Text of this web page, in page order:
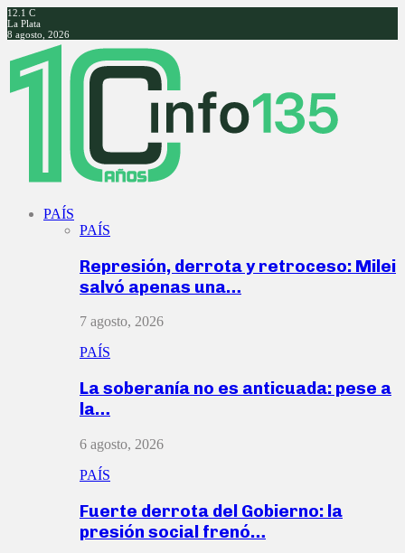
12.1 C
La Plata
8 agosto, 2026
Facebook
Twitter
Instagram
Youtube
PAÍS
PAÍS
Represión, derrota y retroceso: Milei
salvó apenas una…
7 agosto, 2026
PAÍS
La soberanía no es anticuada: pese a
la…
6 agosto, 2026
PAÍS
Fuerte derrota del Gobierno: la
presión social frenó…